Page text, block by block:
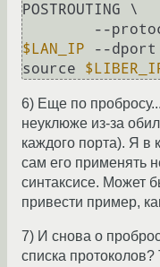
POSTROUTING \
$LAN_IP --dport
source
6) Еще по
неуклюже из-за
каждого порта). Я в
сам его применять
синтаксисе. Может
привести пример,
7) И снова о
списка